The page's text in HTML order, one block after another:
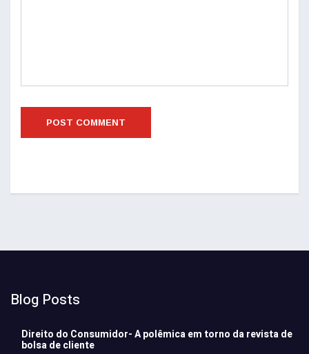
Blog Posts
Direito do Consumidor- A polêmica em torno da revista de
bolsa de cliente